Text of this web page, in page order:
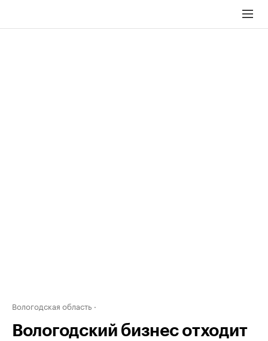
Вологодская область
Вологодский бизнес отходит